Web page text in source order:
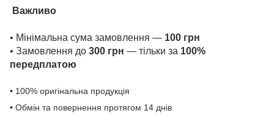
Важливо
• Мінімальна сума замовлення — 100 грн
• Замовлення до 300 грн — тільки за 100%
передплатою
• 100% оригінальна продукція
• Обмін та повернення протягом 14 днів